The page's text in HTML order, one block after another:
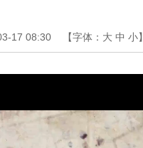
17 08:30 【字体： 大 中 小】